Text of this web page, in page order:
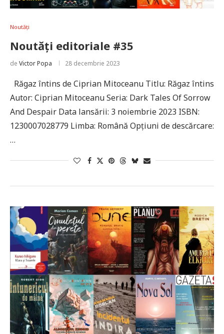
Noutăți
Noutăți editoriale #35
de Victor Popa 28 decembrie 2023
Răgaz întins de Ciprian Mitoceanu Titlu: Răgaz întins
Autor: Ciprian Mitoceanu Seria: Dark Tales Of Sorrow
And Despair Data lansării: 3 noiembrie 2023 ISBN:
1230007028779 Limba: Română Opțiuni de descărcare:
…